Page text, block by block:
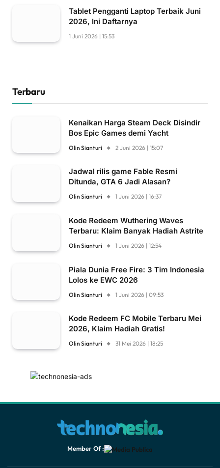
Tablet Pengganti Laptop Terbaik Juni
2026, Ini Daftarnya
1 Juni 2026 | 15:53
Terbaru
Kenaikan Harga Steam Deck Disindir
Bos Epic Games demi Yacht
Olin Sianturi 2 Juni 2026 | 15:07
Jadwal rilis game Fable Resmi
Ditunda, GTA 6 Jadi Alasan?
Olin Sianturi 1 Juni 2026 | 16:37
Kode Redeem Wuthering Waves
Terbaru: Klaim Banyak Hadiah Astrite
Olin Sianturi 1 Juni 2026 | 12:54
Piala Dunia Free Fire: 3 Tim Indonesia
Lolos ke EWC 2026
Olin Sianturi 1 Juni 2026 | 09:53
Kode Redeem FC Mobile Terbaru Mei
2026, Klaim Hadiah Gratis!
Olin Sianturi 31 Mei 2026 | 18:25
Member Of :